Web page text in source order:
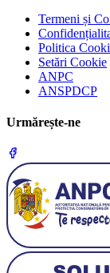
Termeni și
Politica
Setări Cookie
ANPC
ANSPDCP
Urmărește-ne